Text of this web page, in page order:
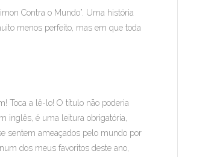
Contra o Mundo”. Uma história
menos perfeito, mas em que toda
Toca a lê-lo! O título não poderia
inglês, é uma leitura obrigatória,
sentem ameaçados pelo mundo por
dos meus favoritos deste ano,